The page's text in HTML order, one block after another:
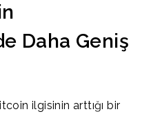
Daha Geniş
ilgisinin arttığı bir